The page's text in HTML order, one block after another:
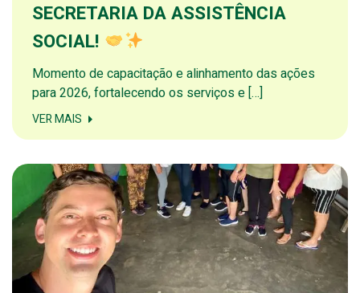
SECRETARIA DA ASSISTÊNCIA
SOCIAL!
Momento de capacitação e alinhamento das ações
para 2026, fortalecendo os serviços e […]
VER MAIS